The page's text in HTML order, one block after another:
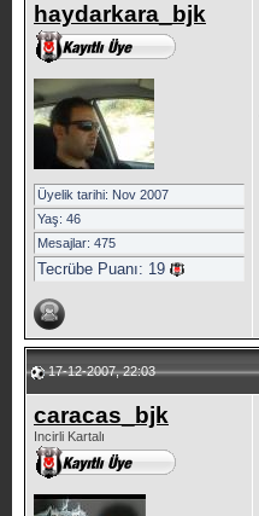
haydarkara_bjk
Üyelik tarihi: Nov 2007
Yaş: 46
Mesajlar: 475
Tecrübe Puanı: 19
17-12-2007, 22:03
caracas_bjk
Incirli Kartalı